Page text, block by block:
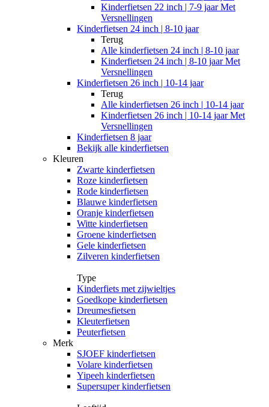
Kinderfietsen 22 inch | 7-9 jaar Met
Versnellingen
Kinderfietsen 24 inch | 8-10 jaar
Terug
Alle kinderfietsen 24 inch | 8-10 jaar
Kinderfietsen 24 inch | 8-10 jaar Met
Versnellingen
Kinderfietsen 26 inch | 10-14 jaar
Terug
Alle kinderfietsen 26 inch | 10-14 jaar
Kinderfietsen 26 inch | 10-14 jaar Met
Versnellingen
Kinderfietsen 8 jaar
Bekijk alle kinderfietsen
Kleuren
Zwarte kinderfietsen
Roze kinderfietsen
Rode kinderfietsen
Blauwe kinderfietsen
Oranje kinderfietsen
Witte kinderfietsen
Groene kinderfietsen
Gele kinderfietsen
Zilveren kinderfietsen
Type
Kinderfiets met zijwieltjes
Goedkope kinderfietsen
Dreumesfietsen
Kleuterfietsen
Peuterfietsen
Merk
SJOEF kinderfietsen
Volare kinderfietsen
Yipeeh kinderfietsen
Supersuper kinderfietsen